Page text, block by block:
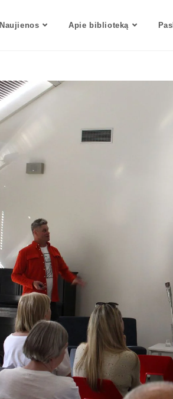
Naujienos Apie biblioteką